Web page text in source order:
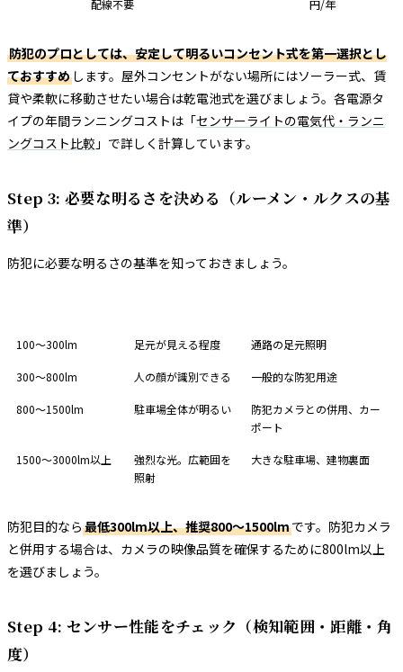
配線不要
円/年
防犯のプロとしては、安定して明るいコンセント式を第一選択とし
ておすすめ します。屋外コンセントがない場所にはソーラー式、賃
貸や柔軟に移動させたい場合は乾電池式を選びましょう。各電源タ
イプの年間ランニングコストは「センサーライトの電気代・ランニ
ングコスト比較 」で詳しく計算しています。
Step 3: 必要な明るさを決める（ルーメン・ルクスの基
準）
防犯に必要な明るさの基準を知っておきましょう。
100〜300lm 足元が見える程度 通路の足元照明
300〜800lm 人の顔が識別できる 一般的な防犯用途
800〜1500lm 駐車場全体が明るい
防犯カメラとの併用、カー
ポート
1500〜3000lm以上
強烈な光。広範囲を
照射
大きな駐車場、建物裏面
防犯目的なら 最低300lm以上、推奨800〜1500lmです。防犯カメラ
と併用する場合は、カメラの映像品質を確保するために800lm以上
を選びましょう。
Step 4: センサー性能をチェック（検知範囲・距離・角
度）